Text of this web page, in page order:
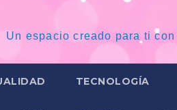
Un espacio creado para ti
TECNOLOGÍA